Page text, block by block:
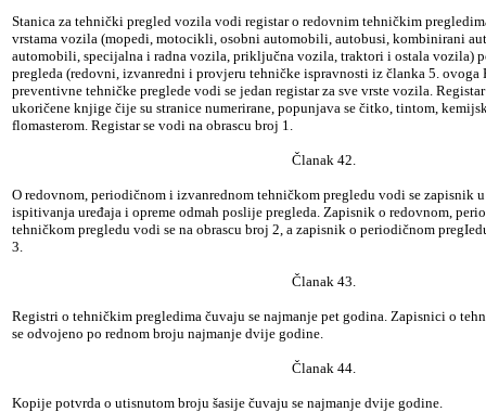
Stanica za tehnički pregled vozila vodi registar o redovnim tehničkim
vrstama vozila (mopedi, motocikli, osobni automobili, autobusi, kombinirani
automobili, specijalna i radna vozila, priključna vozila, traktori i ostala vozila)
pregleda (redovni, izvanredni i provjeru tehničke ispravnosti iz članka 5. ovoga
preventivne tehničke preglede vodi se jedan registar za sve vrste vozila.
ukoričene knjige čije su stranice numerirane, popunjava se čitko, tintom,
flomasterom. Registar se vodi na obrascu broj 1.
Članak 42.
O redovnom, periodičnom i izvanrednom tehničkom pregledu vodi se zapisnik
ispitivanja uređaja i opreme odmah poslije pregleda. Zapisnik o redovnom,
tehničkom pregledu vodi se na obrascu broj 2, a zapisnik o periodičnom
3.
Članak 43.
Registri o tehničkim pregledima čuvaju se najmanje pet godina. Zapisnici o
se odvojeno po rednom broju najmanje dvije godine.
Članak 44.
Kopije potvrda o utisnutom broju šasije čuvaju se najmanje dvije godine.